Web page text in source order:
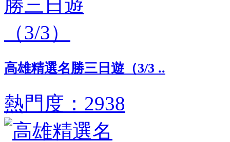
高雄精選名勝三日遊（3/3 ..
熱門度：2938